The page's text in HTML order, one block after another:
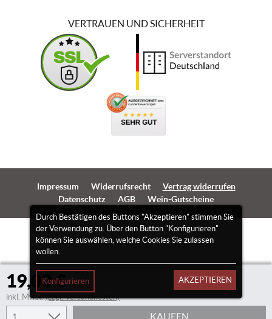
19,00 €
inkl. Mwst.(zzgl. Versandkosten)
KAUFEN
Durch Bestätigen des Buttons "Akzeptieren" stimmen Sie
der Verwendung zu. Über den Button "Konfigurieren"
können Sie auswählen, welche Cookies Sie zulassen
wollen.
Konfigurieren AKZEPTIEREN
VERTRAUEN UND SICHERHEIT
Impressum Widerrufsrecht
Vertrag widerrufen
Datenschutz
AGB Wein-Gutscheine